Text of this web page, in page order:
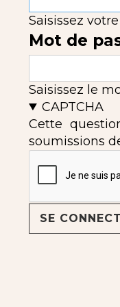
Saisissez
Mot de
Saisissez le
CAPTCHA
Cette
soumissions